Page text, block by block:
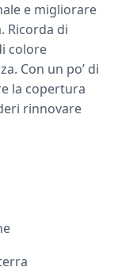
e migliorare
Ricorda di
colore
Con un po’ di
la copertura
rinnovare